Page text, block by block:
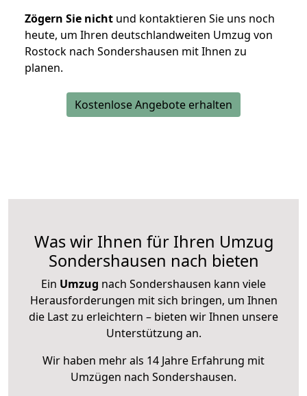
Zögern Sie nicht und kontaktieren Sie uns noch
heute, um Ihren deutschlandweiten Umzug von
Rostock nach Sondershausen mit Ihnen zu
planen.
Kostenlose Angebote erhalten
Was wir Ihnen für Ihren Umzug
Sondershausen nach bieten
Ein Umzug nach Sondershausen kann viele
Herausforderungen mit sich bringen, um Ihnen
die Last zu erleichtern – bieten wir Ihnen unsere
Unterstützung an.
Wir haben mehr als 14 Jahre Erfahrung mit
Umzügen nach Sondershausen.